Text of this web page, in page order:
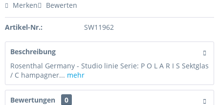
Merken Bewerten
Artikel-Nr.: SW11962
Beschreibung
Rosenthal Germany - Studio linie Serie: P O L A R I S Sektglas
/ C hampagner... mehr
Bewertungen
0